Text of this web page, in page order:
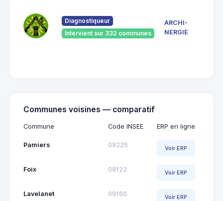
Diagnostiqueur
Intervient sur 332 communes
ARCHI-
NERGIE
Communes voisines — comparatif
Commune Code INSEE ERP en ligne
Pamiers 09225 Voir ERP
Foix 09122 Voir ERP
Lavelanet 09160 Voir ERP